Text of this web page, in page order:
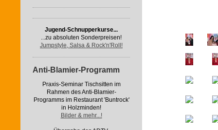
Jugend-Schnupperkurse...
...zu absoluten Sonderpreisen!
Jumpstyle, Salsa & Rock'n'Roll!
Anti-Blamier-Programm
Praxis-Seminar Tischsitten im
Rahmen des Anti-Blamier-
Programms im Restaurant 'Buntrock'
in Holzminden!
Bilder & mehr...!